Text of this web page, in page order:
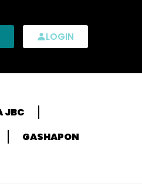
LOGIN
JBC
GASHAPON